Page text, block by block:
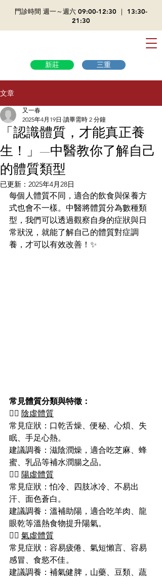
​門診時間 週一～週六 09:00-12:30 ｜ 13:30-
21:30
新莊 三重
文章
「認識體質，才能真正養
生！」—中醫教你了解自己
的體質類型
又一春
2025年4月19日 讀畢需時 2 分鐘
已更新： 2025年4月28日
每個人體質不同，適合的飲食與保養方
式也會不一樣。中醫將體質分為數種類
型，我們可以透過觀察自身的症狀與日
常狀況，就能了解自己的體質對症調
養，才可以有效改善！✨
常見體質分類與特徵：
🙆‍♀️ 陰虛體質
常見症狀：口乾舌燥、便秘、心煩、失
眠、手足心熱。
建議調養：滋陰潤燥，適合吃芝麻、蜂
蜜、乳品等補水潤腸之品。
🙆‍♀️ 陽虛體質
常見症狀：怕冷、四肢冰冷、不易出
汗、面色蒼白。
建議調養：溫補助陽，適合吃羊肉、龍
眼乾等溫熱食物提升陽氣。
🙆‍♀️ 氣虛體質
常見症狀：容易疲倦、氣短懶言、容易
感冒、食慾不佳。
建議調養：補氣健脾，山藥、豆類、蔬